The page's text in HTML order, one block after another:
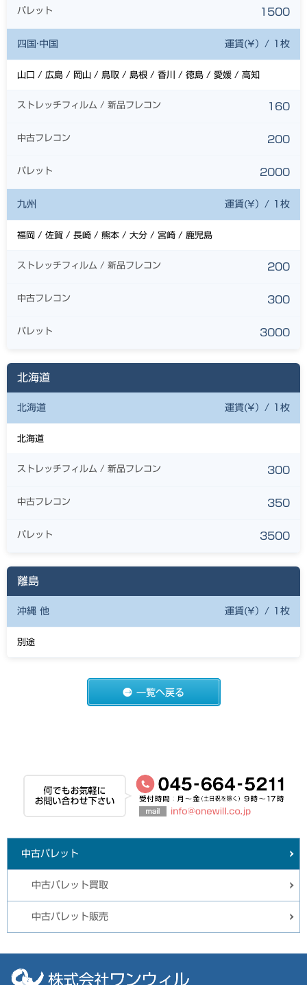
パレット 1500
四国·中国 運賃(¥）/ 1枚
山口 / 広島 / 岡山 / 鳥取 / 島根 / 香川 / 徳島 / 愛媛 / 高知
ストレッチフィルム / 新品フレコン 160
中古フレコン 200
パレット 2000
九州 運賃(¥）/ 1枚
福岡 / 佐賀 / 長崎 / 熊本 / 大分 / 宮崎 / 鹿児島
ストレッチフィルム / 新品フレコン 200
中古フレコン 300
パレット 3000
北海道
北海道 運賃(¥）/ 1枚
北海道
ストレッチフィルム / 新品フレコン 300
中古フレコン 350
パレット 3500
離島
沖縄 他 運賃(¥）/ 1枚
別途
中古パレット
中古パレット買取
中古パレット販売